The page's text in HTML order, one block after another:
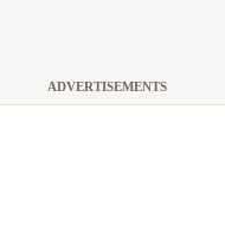
ADVERTISEMENTS